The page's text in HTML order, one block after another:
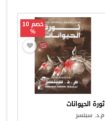
خصم 10
%
ثورة الحيوانات
م.د. سبنسر